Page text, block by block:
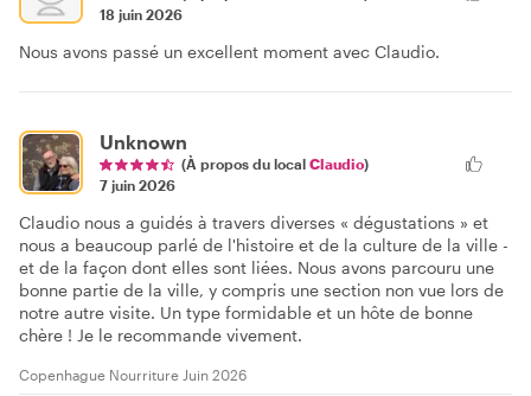
18 juin 2026
Nous avons passé un excellent moment avec Claudio.
Unknown
(À propos du local Claudio)
7 juin 2026
Claudio nous a guidés à travers diverses « dégustations » et
nous a beaucoup parlé de l'histoire et de la culture de la ville -
et de la façon dont elles sont liées. Nous avons parcouru une
bonne partie de la ville, y compris une section non vue lors de
notre autre visite. Un type formidable et un hôte de bonne
chère ! Je le recommande vivement.
Copenhague Nourriture Juin 2026